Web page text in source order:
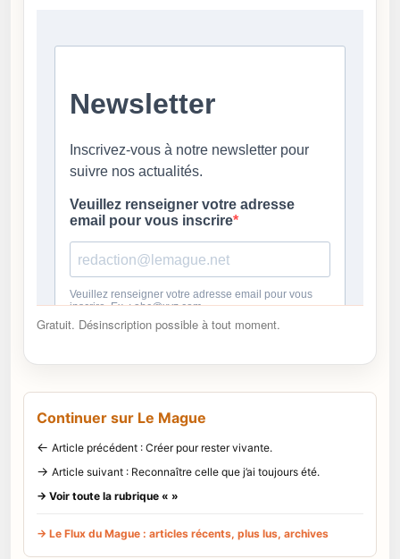
Gratuit. Désinscription possible à tout moment.
Continuer sur Le Mague
← Article précédent : Créer pour rester vivante.
→ Article suivant : Reconnaître celle que j’ai toujours été.
→ Voir toute la rubrique « »
→ Le Flux du Mague : articles récents, plus lus, archives